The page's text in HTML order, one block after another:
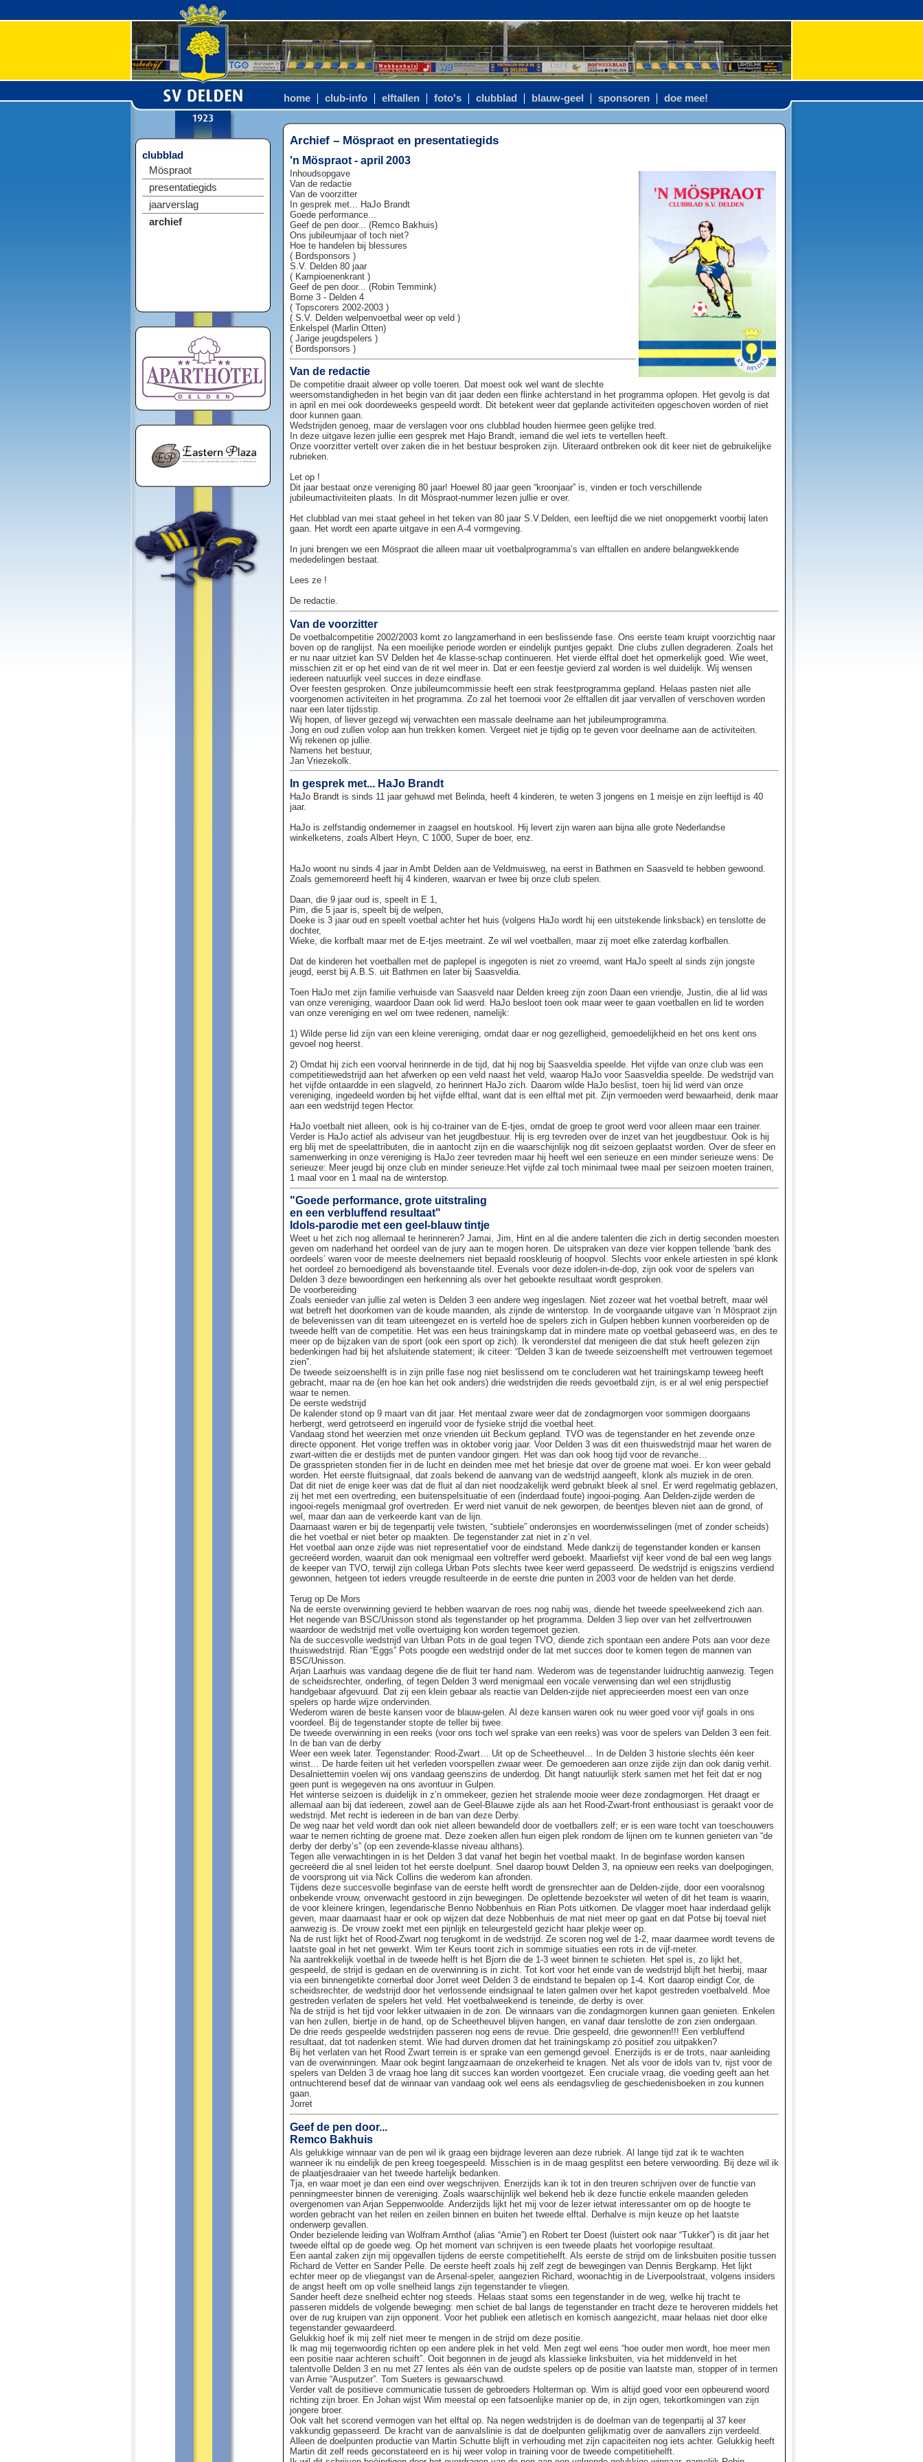
home club-info elftallen foto's clubblad blauw-geel sponsoren doe mee!
clubblad
Möspraot
presentatiegids
jaarverslag
archief
Archief – Möspraot en presentatiegids
'n Möspraot - april 2003
Inhoudsopgave
Van de redactie
Van de voorzitter
In gesprek met... HaJo Brandt
Goede performance...
Geef de pen door... (Remco Bakhuis)
Ons jubileumjaar of toch niet?
Hoe te handelen bij blessures
( Bordsponsors )
S.V. Delden 80 jaar
( Kampioenenkrant )
Geef de pen door... (Robin Temmink)
Borne 3 - Delden 4
( Topscorers 2002-2003 )
( S.V. Delden welpenvoetbal weer op veld )
Enkelspel (Marlin Otten)
( Jarige jeugdspelers )
( Bordsponsors )
Van de redactie
De competitie draait alweer op volle toeren. Dat moest ook wel want de slechte
weersomstandigheden in het begin van dit jaar deden een flinke achterstand in het programma oplopen. Het gevolg is dat
in april en mei ook doordeweeks gespeeld wordt. Dit betekent weer dat geplande activiteiten opgeschoven worden of niet
door kunnen gaan.
Wedstrijden genoeg, maar de verslagen voor ons clubblad houden hiermee geen gelijke tred.
In deze uitgave lezen jullie een gesprek met Hajo Brandt, iemand die wel iets te vertellen heeft.
Onze voorzitter vertelt over zaken die in het bestuur besproken zijn. Uiteraard ontbreken ook dit keer niet de gebruikelijke
rubrieken.
Let op !
Dit jaar bestaat onze vereniging 80 jaar! Hoewel 80 jaar geen “kroonjaar” is, vinden er toch verschillende
jubileumactiviteiten plaats. In dit Möspraot-nummer lezen jullie er over.
Het clubblad van mei staat geheel in het teken van 80 jaar S.V.Delden, een leeftijd die we niet onopgemerkt voorbij laten
gaan. Het wordt een aparte uitgave in een A-4 vormgeving.
In juni brengen we een Möspraot die alleen maar uit voetbalprogramma’s van elftallen en andere belangwekkende
mededelingen bestaat.
Lees ze !
De redactie.
Van de voorzitter
De voetbalcompetitie 2002/2003 komt zo langzamerhand in een beslissende fase. Ons eerste team kruipt voorzichtig naar
boven op de ranglijst. Na een moeilijke periode worden er eindelijk puntjes gepakt. Drie clubs zullen degraderen. Zoals het
er nu naar uitziet kan SV Delden het 4e klasse-schap continueren. Het vierde elftal doet het opmerkelijk goed. Wie weet,
misschien zit er op het eind van de rit wel meer in. Dat er een feestje gevierd zal worden is wel duidelijk. Wij wensen
iedereen natuurlijk veel succes in deze eindfase.
Over feesten gesproken. Onze jubileumcommissie heeft een strak feestprogramma gepland. Helaas pasten niet alle
voorgenomen activiteiten in het programma. Zo zal het toernooi voor 2e elftallen dit jaar vervallen of verschoven worden
naar een later tijdsstip.
Wij hopen, of liever gezegd wij verwachten een massale deelname aan het jubileumprogramma.
Jong en oud zullen volop aan hun trekken komen. Vergeet niet je tijdig op te geven voor deelname aan de activiteiten.
Wij rekenen op jullie.
Namens het bestuur,
Jan Vriezekolk.
In gesprek met... HaJo Brandt
HaJo Brandt is sinds 11 jaar gehuwd met Belinda, heeft 4 kinderen, te weten 3 jongens en 1 meisje en zijn leeftijd is 40
jaar.
HaJo is zelfstandig ondernemer in zaagsel en houtskool. Hij levert zijn waren aan bijna alle grote Nederlandse
winkelketens, zoals Albert Heyn, C 1000, Super de boer, enz.
HaJo woont nu sinds 4 jaar in Ambt Delden aan de Veldmuisweg, na eerst in Bathmen en Saasveld te hebben gewoond.
Zoals gememoreerd heeft hij 4 kinderen, waarvan er twee bij onze club spelen.
Daan, die 9 jaar oud is, speelt in E 1,
Pim, die 5 jaar is, speelt bij de welpen,
Doeke is 3 jaar oud en speelt voetbal achter het huis (volgens HaJo wordt hij een uitstekende linksback) en tenslotte de
dochter,
Wieke, die korfbalt maar met de E-tjes meetraint. Ze wil wel voetballen, maar zij moet elke zaterdag korfballen.
Dat de kinderen het voetballen met de paplepel is ingegoten is niet zo vreemd, want HaJo speelt al sinds zijn jongste
jeugd, eerst bij A.B.S. uit Bathmen en later bij Saasveldia.
Toen HaJo met zijn familie verhuisde van Saasveld naar Delden kreeg zijn zoon Daan een vriendje, Justin, die al lid was
van onze vereniging, waardoor Daan ook lid werd. HaJo besloot toen ook maar weer te gaan voetballen en lid te worden
van onze vereniging en wel om twee redenen, namelijk:
1) Wilde perse lid zijn van een kleine vereniging, omdat daar er nog gezelligheid, gemoedelijkheid en het ons kent ons
gevoel nog heerst.
2) Omdat hij zich een voorval herinnerde in de tijd, dat hij nog bij Saasveldia speelde. Het vijfde van onze club was een
competitiewedstrijd aan het afwerken op een veld naast het veld, waarop HaJo voor Saasveldia speelde. De wedstrijd van
het vijfde ontaardde in een slagveld, zo herinnert HaJo zich. Daarom wilde HaJo beslist, toen hij lid werd van onze
vereniging, ingedeeld worden bij het vijfde elftal, want dat is een elftal met pit. Zijn vermoeden werd bewaarheid, denk maar
aan een wedstrijd tegen Hector.
HaJo voetbalt niet alleen, ook is hij co-trainer van de E-tjes, omdat de groep te groot werd voor alleen maar een trainer.
Verder is HaJo actief als adviseur van het jeugdbestuur. Hij is erg tevreden over de inzet van het jeugdbestuur. Ook is hij
erg blij met de speelattributen, die in aantocht zijn en die waarschijnlijk nog dit seizoen geplaatst worden. Over de sfeer en
samenwerking in onze vereniging is HaJo zeer tevreden maar hij heeft wel een serieuze en een minder serieuze wens: De
serieuze: Meer jeugd bij onze club en minder serieuze:Het vijfde zal toch minimaal twee maal per seizoen moeten trainen,
1 maal voor en 1 maal na de winterstop.
"Goede performance, grote uitstraling
en een verbluffend resultaat"
Idols-parodie met een geel-blauw tintje
Weet u het zich nog allemaal te herinneren? Jamai, Jim, Hint en al die andere talenten die zich in dertig seconden moesten
geven om naderhand het oordeel van de jury aan te mogen horen. De uitspraken van deze vier koppen tellende ‘bank des
oordeels’ waren voor de meeste deelnemers niet bepaald rooskleurig of hoopvol. Slechts voor enkele artiesten in spé klonk
het oordeel zo bemoedigend als bovenstaande titel. Evenals voor deze idolen-in-de-dop, zijn ook voor de spelers van
Delden 3 deze bewoordingen een herkenning als over het geboekte resultaat wordt gesproken.
De voorbereiding
Zoals eenieder van jullie zal weten is Delden 3 een andere weg ingeslagen. Niet zozeer wat het voetbal betreft, maar wél
wat betreft het doorkomen van de koude maanden, als zijnde de winterstop. In de voorgaande uitgave van ’n Möspraot zijn
de belevenissen van dit team uiteengezet en is verteld hoe de spelers zich in Gulpen hebben kunnen voorbereiden op de
tweede helft van de competitie. Het was een heus trainingskamp dat in mindere mate op voetbal gebaseerd was, en des te
meer op de bijzaken van de sport (ook een sport op zich). Ik veronderstel dat menigeen die dat stuk heeft gelezen zijn
bedenkingen had bij het afsluitende statement; ik citeer: “Delden 3 kan de tweede seizoenshelft met vertrouwen tegemoet
zien”.
De tweede seizoenshelft is in zijn prille fase nog niet beslissend om te concluderen wat het trainingskamp teweeg heeft
gebracht, maar na de (en hoe kan het ook anders) drie wedstrijden die reeds gevoetbald zijn, is er al wel enig perspectief
waar te nemen.
De eerste wedstrijd
De kalender stond op 9 maart van dit jaar. Het mentaal zware weer dat de zondagmorgen voor sommigen doorgaans
herbergt, werd getrotseerd en ingeruild voor de fysieke strijd die voetbal heet.
Vandaag stond het weerzien met onze vrienden uit Beckum gepland. TVO was de tegenstander en het zevende onze
directe opponent. Het vorige treffen was in oktober vorig jaar. Voor Delden 3 was dit een thuiswedstrijd maar het waren de
zwart-witten die er destijds met de punten vandoor gingen. Het was dan ook hoog tijd voor de revanche…
De grassprieten stonden fier in de lucht en deinden mee met het briesje dat over de groene mat woei. Er kon weer gebald
worden. Het eerste fluitsignaal, dat zoals bekend de aanvang van de wedstrijd aangeeft, klonk als muziek in de oren.
Dat dit niet de enige keer was dat de fluit al dan niet noodzakelijk werd gebruikt bleek al snel. Er werd regelmatig geblazen,
zij het met een overtreding, een buitenspelsituatie of een (inderdaad foute) ingooi-poging. Aan Delden-zijde werden de
ingooi-regels menigmaal grof overtreden. Er werd niet vanuit de nek geworpen, de beentjes bleven niet aan de grond, of
wel, maar dan aan de verkeerde kant van de lijn.
Daarnaast waren er bij de tegenpartij vele twisten, “subtiele” onderonsjes en woordenwisselingen (met of zonder scheids)
die het voetbal er niet beter op maakten. De tegenstander zat niet in z’n vel.
Het voetbal aan onze zijde was niet representatief voor de eindstand. Mede dankzij de tegenstander konden er kansen
gecreëerd worden, waaruit dan ook menigmaal een voltreffer werd geboekt. Maarliefst vijf keer vond de bal een weg langs
de keeper van TVO, terwijl zijn collega Urban Pots slechts twee keer werd gepasseerd. De wedstrijd is enigszins verdiend
gewonnen, hetgeen tot ieders vreugde resulteerde in de eerste drie punten in 2003 voor de helden van het derde.
Terug op De Mors
Na de eerste overwinning gevierd te hebben waarvan de roes nog nabij was, diende het tweede speelweekend zich aan.
Het negende van BSC/Unisson stond als tegenstander op het programma. Delden 3 liep over van het zelfvertrouwen
waardoor de wedstrijd met volle overtuiging kon worden tegemoet gezien.
Na de succesvolle wedstrijd van Urban Pots in de goal tegen TVO, diende zich spontaan een andere Pots aan voor deze
thuiswedstrijd. Rian “Eggs” Pots poogde een wedstrijd onder de lat met succes door te komen tegen de mannen van
BSC/Unisson.
Arjan Laarhuis was vandaag degene die de fluit ter hand nam. Wederom was de tegenstander luidruchtig aanwezig. Tegen
de scheidsrechter, onderling, of tegen Delden 3 werd menigmaal een vocale verwensing dan wel een strijdlustig
handgebaar afgevuurd. Dat zij een klein gebaar als reactie van Delden-zijde niet apprecieerden moest een van onze
spelers op harde wijze ondervinden.
Wederom waren de beste kansen voor de blauw-gelen. Al deze kansen waren ook nu weer goed voor vijf goals in ons
voordeel. Bij de tegenstander stopte de teller bij twee.
De tweede overwinning in een reeks (voor ons toch wel sprake van een reeks) was voor de spelers van Delden 3 een feit.
In de ban van de derby
Weer een week later. Tegenstander: Rood-Zwart… Uit op de Scheetheuvel… In de Delden 3 historie slechts één keer
winst… De harde feiten uit het verleden voorspellen zwaar weer. De gemoederen aan onze zijde zijn dan ook danig verhit.
Desalniettemin voelen wij ons vandaag geenszins de underdog. Dit hangt natuurlijk sterk samen met het feit dat er nog
geen punt is wegegeven na ons avontuur in Gulpen.
Het winterse seizoen is duidelijk in z’n ommekeer, gezien het stralende mooie weer deze zondagmorgen. Het draagt er
allemaal aan bij dat iedereen, zowel aan de Geel-Blauwe zijde als aan het Rood-Zwart-front enthousiast is geraakt voor de
wedstrijd. Met recht is iedereen in de ban van deze Derby.
De weg naar het veld wordt dan ook niet alleen bewandeld door de voetballers zelf; er is een ware tocht van toeschouwers
waar te nemen richting de groene mat. Deze zoeken allen hun eigen plek rondom de lijnen om te kunnen genieten van “de
derby der derby’s” (op een zevende-klasse niveau althans).
Tegen alle verwachtingen in is het Delden 3 dat vanaf het begin het voetbal maakt. In de beginfase worden kansen
gecreëerd die al snel leiden tot het eerste doelpunt. Snel daarop bouwt Delden 3, na opnieuw een reeks van doelpogingen,
de voorsprong uit via Nick Collins die wederom kan afronden.
Tijdens deze succesvolle beginfase van de eerste helft wordt de grensrechter aan de Delden-zijde, door een vooralsnog
onbekende vrouw, onverwacht gestoord in zijn bewegingen. De oplettende bezoekster wil weten of dit het team is waarin,
de voor kleinere kringen, legendarische Benno Nobbenhuis en Rian Pots uitkomen. De vlagger moet haar inderdaad gelijk
geven, maar daarnaast haar er ook op wijzen dat deze Nobbenhuis de mat niet meer op gaat en dat Potse bij toeval niet
aanwezig is. De vrouw zoekt met een pijnlijk en teleurgesteld gezicht haar plekje weer op.
Na de rust lijkt het of Rood-Zwart nog terugkomt in de wedstrijd. Ze scoren nog wel de 1-2, maar daarmee wordt tevens de
laatste goal in het net gewerkt. Wim ter Keurs toont zich in sommige situaties een rots in de vijf-meter.
Na aantrekkelijk voetbal in de tweede helft is het Bjorn die de 1-3 weet binnen te schieten. Het spel is, zo lijkt het,
gespeeld, de strijd is gedaan en de overwinning is in zicht. Tot kort voor het einde van de wedstrijd blijft het hierbij, maar
via een binnengetikte cornerbal door Jorret weet Delden 3 de eindstand te bepalen op 1-4. Kort daarop eindigt Cor, de
scheidsrechter, de wedstrijd door het verlossende eindsignaal te laten galmen over het kapot gestreden voetbalveld. Moe
gestreden verlaten de spelers het veld. Het voetbalweekend is teneinde, de derby is over.
Na de strijd is het tijd voor lekker uitwaaien in de zon. De winnaars van die zondagmorgen kunnen gaan genieten. Enkelen
van hen zullen, biertje in de hand, op de Scheetheuvel blijven hangen, en vanaf daar tenslotte de zon zien ondergaan.
De drie reeds gespeelde wedstrijden passeren nog eens de revue. Drie gespeeld, drie gewonnen!!! Een verbluffend
resultaat, dat tot nadenken stemt. Wie had durven dromen dat het trainingskamp zó positief zou uitpakken?
Bij het verlaten van het Rood Zwart terrein is er sprake van een gemengd gevoel. Enerzijds is er de trots, naar aanleiding
van de overwinningen. Maar ook begint langzaamaan de onzekerheid te knagen. Net als voor de idols van tv, rijst voor de
spelers van Delden 3 de vraag hoe lang dit succes kan worden voortgezet. Een cruciale vraag, die voeding geeft aan het
ontnuchterend besef dat de winnaar van vandaag ook wel eens als eendagsvlieg de geschiedenisboeken in zou kunnen
gaan.
Jorret
Geef de pen door...
Remco Bakhuis
Als gelukkige winnaar van de pen wil ik graag een bijdrage leveren aan deze rubriek. Al lange tijd zat ik te wachten
wanneer ik nu eindelijk de pen kreeg toegespeeld. Misschien is in de maag gesplitst een betere verwoording. Bij deze wil ik
de plaatjesdraaier van het tweede hartelijk bedanken.
Tja, en waar moet je dan een eind over wegschrijven. Enerzijds kan ik tot in den treuren schrijven over de functie van
penningmeester binnen de vereniging. Zoals waarschijnlijk wel bekend heb ik deze functie enkele maanden geleden
overgenomen van Arjan Seppenwoolde. Anderzijds lijkt het mij voor de lezer ietwat interessanter om op de hoogte te
worden gebracht van het reilen en zeilen binnen en buiten het tweede elftal. Derhalve is mijn keuze op het laatste
onderwerp gevallen.
Onder bezielende leiding van Wolfram Arnthof (alias “Arnie”) en Robert ter Doest (luistert ook naar “Tukker”) is dit jaar het
tweede elftal op de goede weg. Op het moment van schrijven is een tweede plaats het voorlopige resultaat.
Een aantal zaken zijn mij opgevallen tijdens de eerste competitiehelft. Als eerste de strijd om de linksbuiten positie tussen
Richard de Vetter en Sander Pelle. De eerste heeft zoals hij zelf zegt de bewegingen van Dennis Bergkamp. Het lijkt
echter meer op de vliegangst van de Arsenal-speler, aangezien Richard, woonachtig in de Liverpoolstraat, volgens insiders
de angst heeft om op volle snelheid langs zijn tegenstander te vliegen.
Sander heeft deze snelheid echter nog steeds. Helaas staat soms een tegenstander in de weg, welke hij tracht te
passeren middels de volgende beweging: men schiet de bal langs de tegenstander en tracht deze te heroveren middels het
over de rug kruipen van zijn opponent. Voor het publiek een atletisch en komisch aangezicht, maar helaas niet door elke
tegenstander gewaardeerd.
Gelukkig hoef ik mij zelf niet meer te mengen in de strijd om deze positie.
Ik mag mij tegenwoordig richten op een andere plek in het veld. Men zegt wel eens “hoe ouder men wordt, hoe meer men
een positie naar achteren schuift”. Ooit begonnen in de jeugd als klassieke linksbuiten, via het middenveld in het
talentvolle Delden 3 en nu met 27 lentes als één van de oudste spelers op de positie van laatste man, stopper of in termen
van Arnie “Ausputzer”. Tom Sueters is gewaarschuwd.
Verder valt de positieve communicatie tussen de gebroeders Holterman op. Wim is altijd goed voor een opbeurend woord
richting zijn broer. En Johan wijst Wim meestal op een fatsoenlijke manier op de, in zijn ogen, tekortkomingen van zijn
jongere broer.
Ook valt het scorend vermogen van het elftal op. Na negen wedstrijden is de doelman van de tegenpartij al 37 keer
vakkundig gepasseerd. De kracht van de aanvalslinie is dat de doelpunten gelijkmatig over de aanvallers zijn verdeeld.
Alleen de doelpunten productie van Martin Schutte blijft in verhouding met zijn capaciteiten nog iets achter. Gelukkig heeft
Martin dit zelf reeds geconstateerd en is hij weer volop in training voor de tweede competitiehelft.